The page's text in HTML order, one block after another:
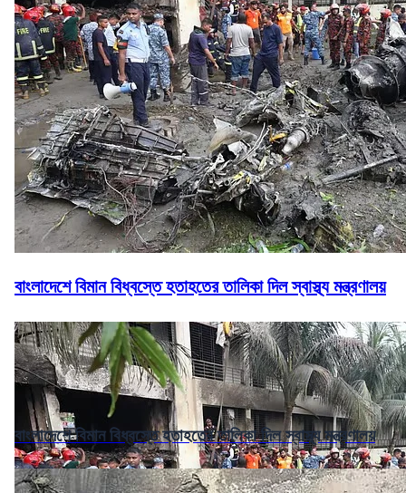
বাংলাদেশে বিমান বিধ্বস্তে হতাহতের তালিকা দিল স্বাস্থ্য মন্ত্রণালয়
বাংলাদেশে বিমান বিধ্বস্তে হতাহতের তালিকা দিল স্বাস্থ্য মন্ত্রণালয়